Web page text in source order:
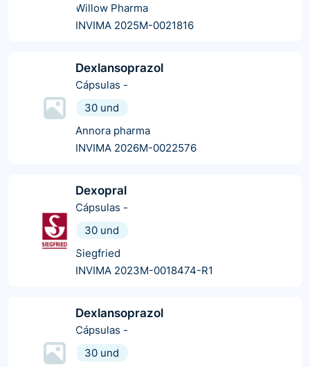
Willow Pharma
INVIMA 2025M-0021816
Dexlansoprazol
Cápsulas -
30 und
Annora pharma
INVIMA 2026M-0022576
Dexopral
Cápsulas -
30 und
Siegfried
INVIMA 2023M-0018474-R1
Dexlansoprazol
Cápsulas -
30 und